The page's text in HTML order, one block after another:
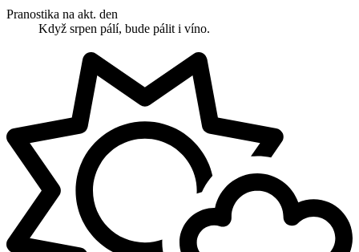
Pranostika na akt. den
Když srpen pálí, bude pálit i víno.